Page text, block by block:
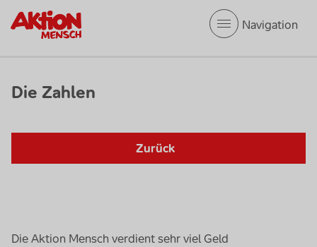
Mobile
Startseite
Aktion
Die Zahlen
Zurück
Die Aktion Mensch verdient sehr viel Geld